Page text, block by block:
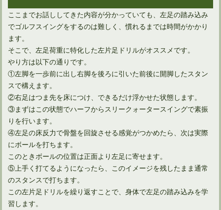
ここまでお話ししてきた内容が分かっていても、左足の踏み込み
でゴルフスイングをするのは難しく、慣れるまでは時間がかかり
ます。
そこで、左足荷重に特化した左片足ドリルがオススメです。
やり方は以下の通りです。
①左脚を一歩前に出し右脚を後ろに引いた前後に開脚したスタン
スで構えます。
②右足はつま先を床につけ、できるだけ浮かせた状態します。
③まずはこの状態でハーフからスリークォータースイングで素振
りを行います。
④左足の床反力で骨盤を回旋させる感覚がつかめたら、次は実際
にボールを打ちます。
このときボールの位置は正面より左足に寄せます。
⑤上手く打てるようになったら、このイメージを残したまま通常
のスタンスで打ちます。
この左片足ドリルを繰り返すことで、身体で左足の踏み込みを学
習します。